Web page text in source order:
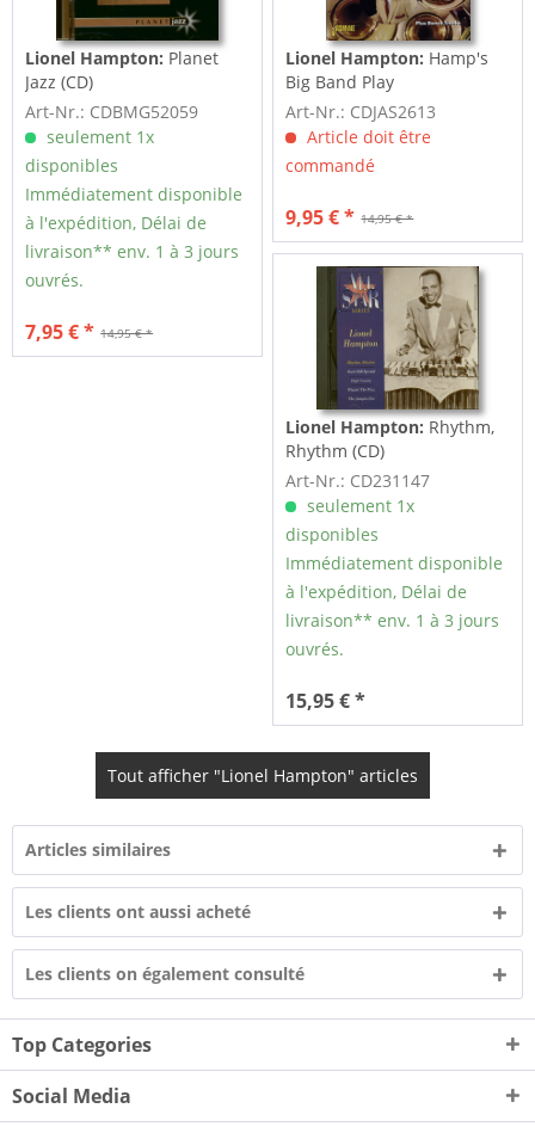
Lionel Hampton: Planet
Jazz (CD)
Art-Nr.: CDBMG52059
seulement 1x
disponibles
Immédiatement disponible
à l'expédition, Délai de
livraison** env. 1 à 3 jours
ouvrés.
14,95 € *
7,95 € *
Lionel Hampton: Hamp's
Big Band Play
Art-Nr.: CDJAS2613
Article doit être
commandé
14,95 € *
9,95 € *
Lionel Hampton: Rhythm,
Rhythm (CD)
Art-Nr.: CD231147
seulement 1x
disponibles
Immédiatement disponible
à l'expédition, Délai de
livraison** env. 1 à 3 jours
ouvrés.
15,95 € *
Tout afficher "Lionel Hampton" articles
Articles similaires
Les clients ont aussi acheté
Les clients on également consulté
Top Categories
Social Media